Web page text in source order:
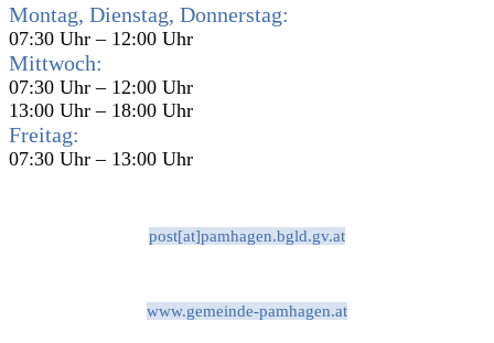
Montag, Dienstag, Donnerstag:
07:30 Uhr – 12:00 Uhr
Mittwoch:
07:30 Uhr – 12:00 Uhr
13:00 Uhr – 18:00 Uhr
Freitag:
07:30 Uhr – 13:00 Uhr
post[at]pamhagen.bgld.gv.at
www.gemeinde-pamhagen.at